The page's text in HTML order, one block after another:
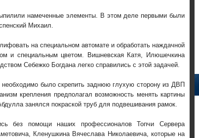
намеченные элементы. В этом деле первыми были
Михаил.
на специальном автомате и обработать наждачной
и специальным цветом. Вишневская Катя, Илюшечкина
Себежко Богдана легко справились с этой задачей.
было скрепить заднюю глухую сторону из ДВП
крепления предполагал возможность менять картины
занялся покраской труб для подвешивания рамок.
без помощи наших профессионалов Топчи Сервера
Кленушкина Вячеслава Николаевича, которые на